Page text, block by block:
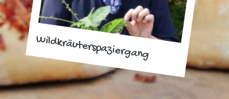
Wildkräuterspaziergang